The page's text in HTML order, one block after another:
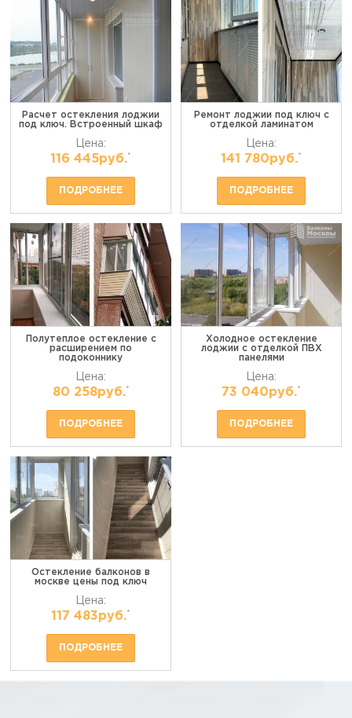
Расчет остекления лоджии
под ключ. Встроенный шкаф
Цена:
116 445руб.*
ПОДРОБНЕЕ
Ремонт лоджии под ключ с
отделкой ламинатом
Цена:
141 780руб.*
ПОДРОБНЕЕ
Полутеплое остекление с
расширением по
подоконнику
Цена:
80 258руб.*
ПОДРОБНЕЕ
Холодное остекление
лоджии с отделкой ПВХ
панелями
Цена:
73 040руб.*
ПОДРОБНЕЕ
Остекление балконов в
москве цены под ключ
Цена:
117 483руб.*
ПОДРОБНЕЕ